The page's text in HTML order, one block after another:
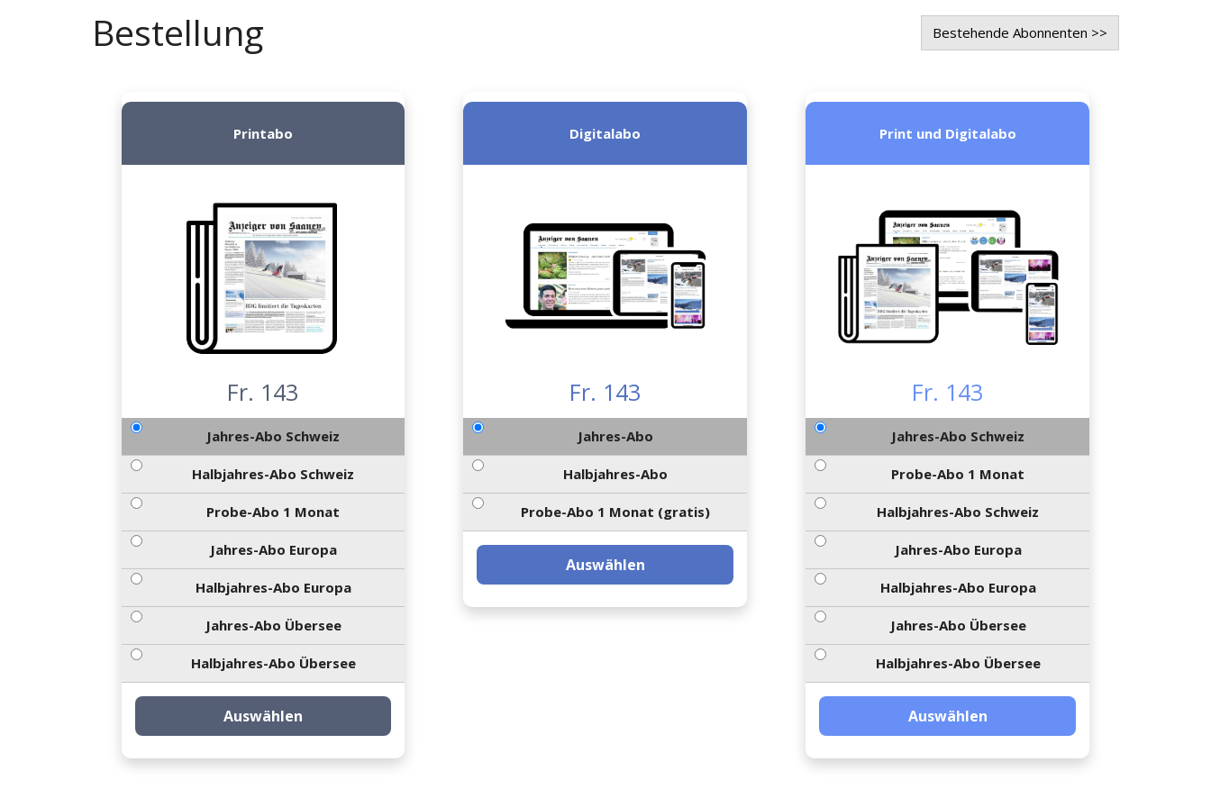
Bestellung Bestehende Abonnenten >>
Printabo
Fr. 143
Jahres-Abo Schweiz
Halbjahres-Abo Schweiz
Probe-Abo 1 Monat
Jahres-Abo Europa
Halbjahres-Abo Europa
Jahres-Abo Übersee
Halbjahres-Abo Übersee
Auswählen
Digitalabo
Fr. 143
Jahres-Abo
Halbjahres-Abo
Probe-Abo 1 Monat (gratis)
Auswählen
Print und Digitalabo
Fr. 143
Jahres-Abo Schweiz
Probe-Abo 1 Monat
Halbjahres-Abo Schweiz
Jahres-Abo Europa
Halbjahres-Abo Europa
Jahres-Abo Übersee
Halbjahres-Abo Übersee
Auswählen